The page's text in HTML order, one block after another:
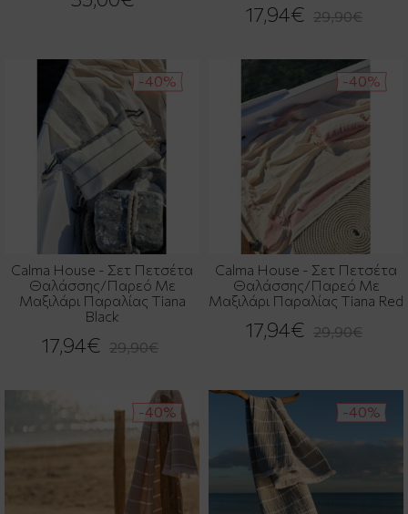
17,94€ 29,90€
-40%
Calma House - Σετ Πετσέτα
Θαλάσσης/Παρεό Με
Μαξιλάρι Παραλίας Tiana
Black
17,94€ 29,90€
-40%
Calma House - Σετ Πετσέτα
Θαλάσσης/Παρεό Με
Μαξιλάρι Παραλίας Tiana Red
17,94€ 29,90€
-40% -40%